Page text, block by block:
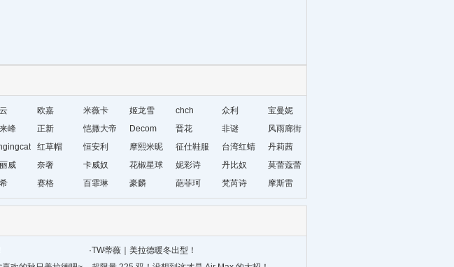
欧嘉 米薇卡 姬龙雪 chch 众利
宝曼妮
峰 正新 恺撒大帝 Decom 晋花 非谜
风雨廊街
红草帽 恒安利 摩熙米昵 征仕鞋服
台湾红蜻
蜓
丹莉茜
威 奈奢 卡威奴 花椒星球 妮彩诗 丹比奴
莫蕾蔻蕾
赛格 百霏琳 豪麟 葩菲珂 梵芮诗 摩斯雷
·TW蒂薇｜美拉德暖冬出型！